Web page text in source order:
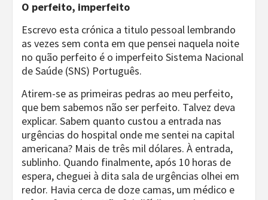
O perfeito, imperfeito
Escrevo esta crónica a titulo pessoal lembrando
as vezes sem conta em que pensei naquela noite
no quão perfeito é o imperfeito Sistema Nacional
de Saúde (SNS) Português.
Atirem-se as primeiras pedras ao meu perfeito,
que bem sabemos não ser perfeito. Talvez deva
explicar. Sabem quanto custou a entrada nas
urgências do hospital onde me sentei na capital
americana? Mais de três mil dólares. À entrada,
sublinho. Quando finalmente, após 10 horas de
espera, cheguei à dita sala de urgências olhei em
redor. Havia cerca de doze camas, um médico e